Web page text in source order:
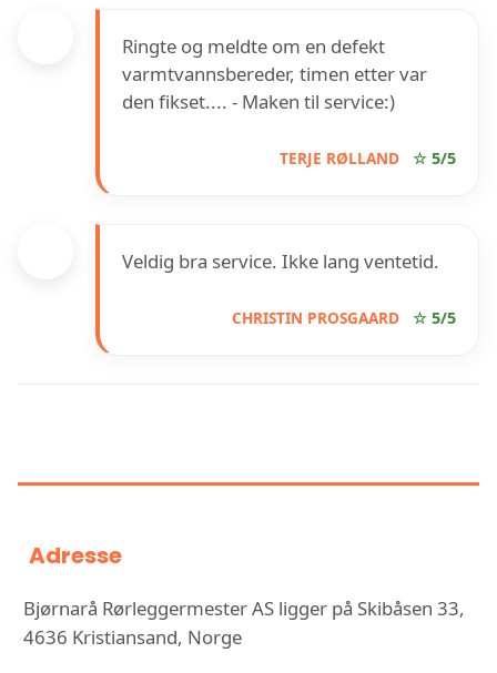
Ringte og meldte om en defekt
varmtvannsbereder, timen etter var
den fikset.... - Maken til service:)
TERJE RØLLAND ☆ 5/5
Veldig bra service. Ikke lang ventetid.
CHRISTIN PROSGAARD ☆ 5/5
Adresse
Bjørnarå Rørleggermester AS ligger på Skibåsen 33,
4636 Kristiansand, Norge